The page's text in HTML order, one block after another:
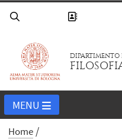
DIPARTIMENTO
MENU
Home